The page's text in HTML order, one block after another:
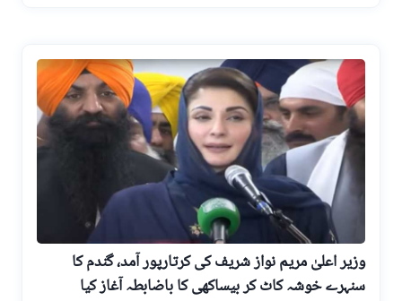
وزیر اعلیٰ مریم نواز شریف کی کرتارپور آمد، گندم کا
سنہرے خوشہ کاٹ کر بیساکھی کا باضابطہ آغاز کیا